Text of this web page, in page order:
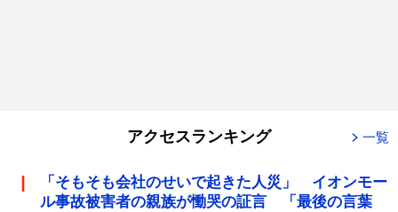
アクセスランキング 一覧
「そもそも会社のせいで起きた人災」 イオンモー
ル事故被害者の親族が慟哭の証言 「最後の言葉